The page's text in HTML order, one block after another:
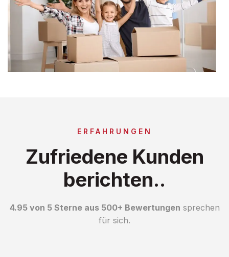
ERFAHRUNGEN
Zufriedene Kunden
berichten..
4.95 von 5 Sterne aus 500+ Bewertungen sprechen
für sich.